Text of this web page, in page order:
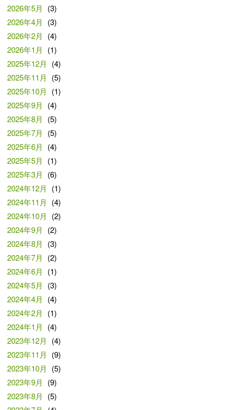
2026年5月
(3)
2026年4月
(3)
2026年2月
(4)
2026年1月
(1)
2025年12月
(4)
2025年11月
(5)
2025年10月
(1)
2025年9月
(4)
2025年8月
(5)
2025年7月
(5)
2025年6月
(4)
2025年5月
(1)
2025年3月
(6)
2024年12月
(1)
2024年11月
(4)
2024年10月
(2)
2024年9月
(2)
2024年8月
(3)
2024年7月
(2)
2024年6月
(1)
2024年5月
(3)
2024年4月
(4)
2024年2月
(1)
2024年1月
(4)
2023年12月
(4)
2023年11月
(9)
2023年10月
(5)
2023年9月
(9)
2023年8月
(5)